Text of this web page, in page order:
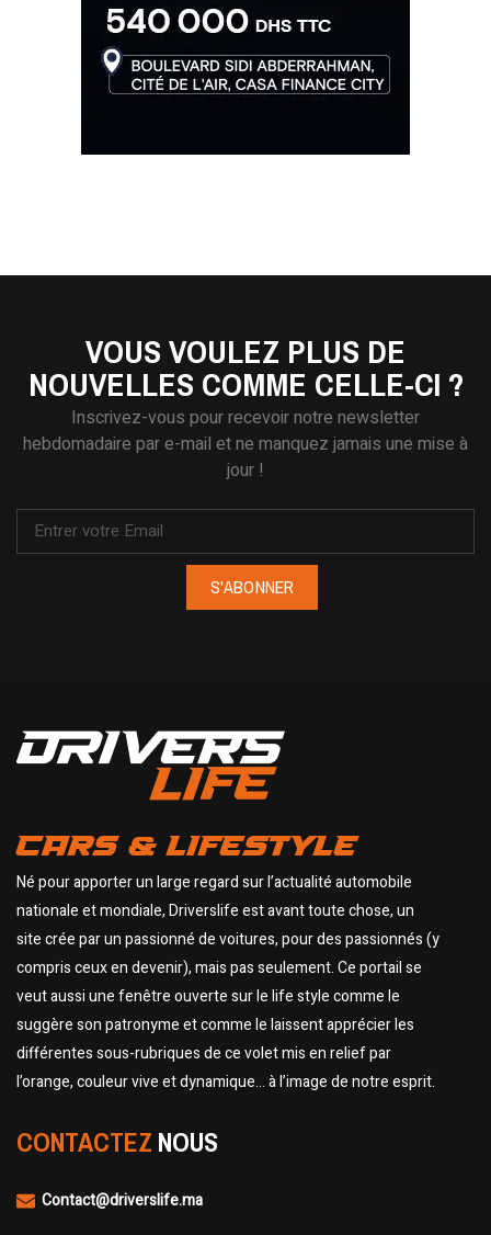
VOUS VOULEZ PLUS DE
NOUVELLES COMME CELLE-CI ?
Inscrivez-vous pour recevoir notre newsletter
hebdomadaire par e-mail et ne manquez jamais une mise à
jour !
S'ABONNER
CARS & LIFESTYLE
Né pour apporter un large regard sur l’actualité automobile
nationale et mondiale, Driverslife est avant toute chose, un
site crée par un passionné de voitures, pour des passionnés (y
compris ceux en devenir), mais pas seulement. Ce portail se
veut aussi une fenêtre ouverte sur le life style comme le
suggère son patronyme et comme le laissent apprécier les
différentes sous-rubriques de ce volet mis en relief par
l’orange, couleur vive et dynamique… à l’image de notre esprit.
CONTACTEZ NOUS
Contact@driverslife.ma